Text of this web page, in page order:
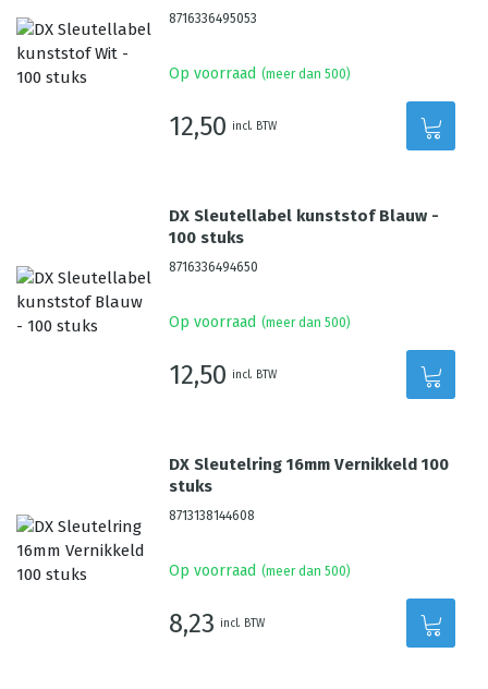
8716336495053
Op voorraad (meer dan 500)
12,50 incl. BTW
DX Sleutellabel kunststof Blauw -
100 stuks
8716336494650
Op voorraad (meer dan 500)
12,50 incl. BTW
DX Sleutelring 16mm Vernikkeld 100
stuks
8713138144608
Op voorraad (meer dan 500)
8,23 incl. BTW